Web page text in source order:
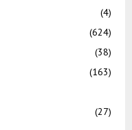
(4)
(624)
(38)
(163)
(27)